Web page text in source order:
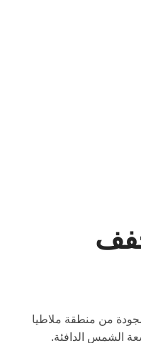
من منطقة ملاطيا
الشمس الدافئة.